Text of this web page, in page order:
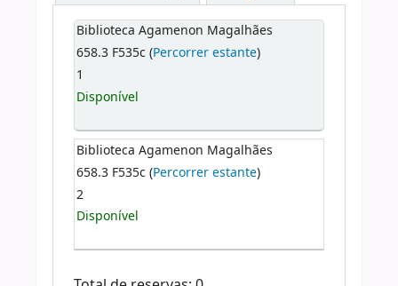
Biblioteca Agamenon Magalhães
658.3 F535c (Percorrer estante)
1
Disponível
Biblioteca Agamenon Magalhães
658.3 F535c (Percorrer estante)
2
Disponível